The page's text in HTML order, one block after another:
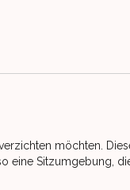
möchten.
eine Sitzumgebung,